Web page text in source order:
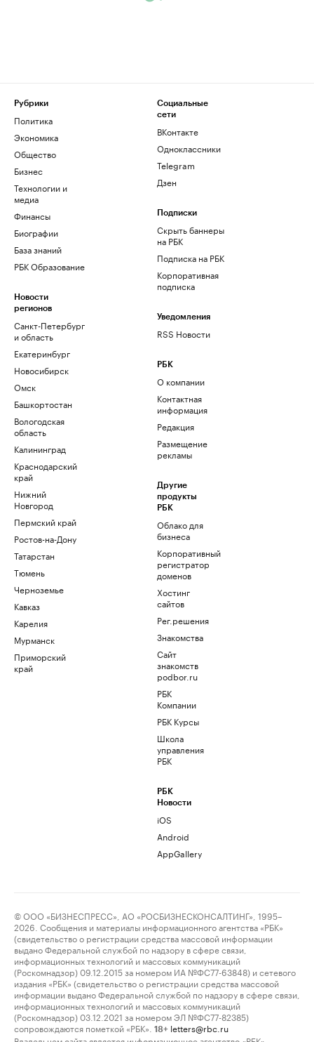
Рубрики
Политика
Экономика
Общество
Бизнес
Технологии и
медиа
Финансы
Биографии
База знаний
РБК Образование
Новости
регионов
Санкт-Петербург
и область
Екатеринбург
Новосибирск
Омск
Башкортостан
Вологодская
область
Калининград
Краснодарский
край
Нижний
Новгород
Пермский край
Ростов-на-Дону
Татарстан
Тюмень
Черноземье
Кавказ
Карелия
Мурманск
Приморский
край
Социальные
сети
ВКонтакте
Одноклассники
Telegram
Дзен
Подписки
Скрыть баннеры
на РБК
Подписка на РБК
Корпоративная
подписка
Уведомления
RSS Новости
РБК
О компании
Контактная
информация
Редакция
Размещение
рекламы
Другие
продукты
РБК
Облако для
бизнеса
Корпоративный
регистратор
доменов
Хостинг
сайтов
Рег.решения
Знакомства
Сайт
знакомств
podbor.ru
РБК
Компании
РБК Курсы
Школа
управления
РБК
РБК
Новости
iOS
Android
AppGallery
© ООО «БИЗНЕСПРЕСС», АО «РОСБИЗНЕСКОНСАЛТИНГ», 1995–
2026. Сообщения и материалы информационного агентства «РБК»
(свидетельство о регистрации средства массовой информации
выдано Федеральной службой по надзору в сфере связи,
информационных технологий и массовых коммуникаций
(Роскомнадзор) 09.12.2015 за номером ИА №ФС77-63848) и сетевого
издания «РБК» (свидетельство о регистрации средства массовой
информации выдано Федеральной службой по надзору в сфере связи,
информационных технологий и массовых коммуникаций
(Роскомнадзор) 03.12.2021 за номером ЭЛ №ФС77-82385)
сопровождаются пометкой «РБК».
18+ letters@rbc.ru